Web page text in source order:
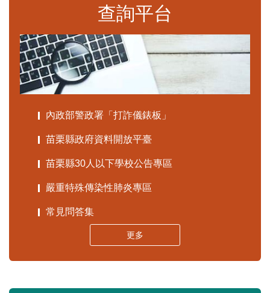
查詢平台
內政部警政署「打詐儀錶板」
苗栗縣政府資料開放平臺
苗栗縣30人以下學校公告專區
嚴重特殊傳染性肺炎專區
常見問答集
更多